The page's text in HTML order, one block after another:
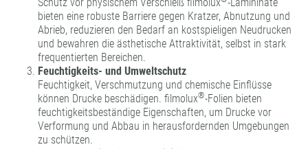
Schutz vor physischem Verschleiß filmolux -Lamininate
bieten eine robuste Barriere gegen Kratzer, Abnutzung und
Abrieb, reduzieren den Bedarf an kostspieligen Neudrucken
und bewahren die ästhetische Attraktivität, selbst in stark
frequentierten Bereichen.
Feuchtigkeits- und Umweltschutz
Feuchtigkeit, Verschmutzung und chemische Einflüsse
können Drucke beschädigen. filmolux®-Folien bieten
feuchtigkeitsbeständige Eigenschaften, um Drucke vor
Verformung und Abbau in herausfordernden Umgebungen
zu schützen.